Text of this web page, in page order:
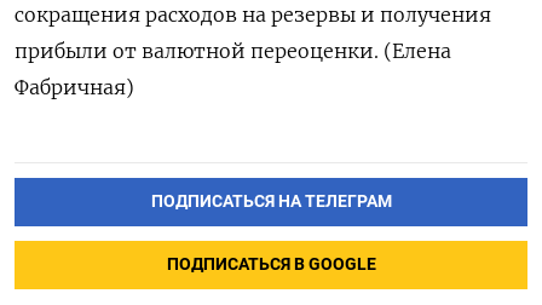
сокращения расходов на резервы и получения
прибыли от валютной переоценки. (Елена
Фабричная)
ПОДПИСАТЬСЯ НА ТЕЛЕГРАМ
ПОДПИСАТЬСЯ В GOOGLE